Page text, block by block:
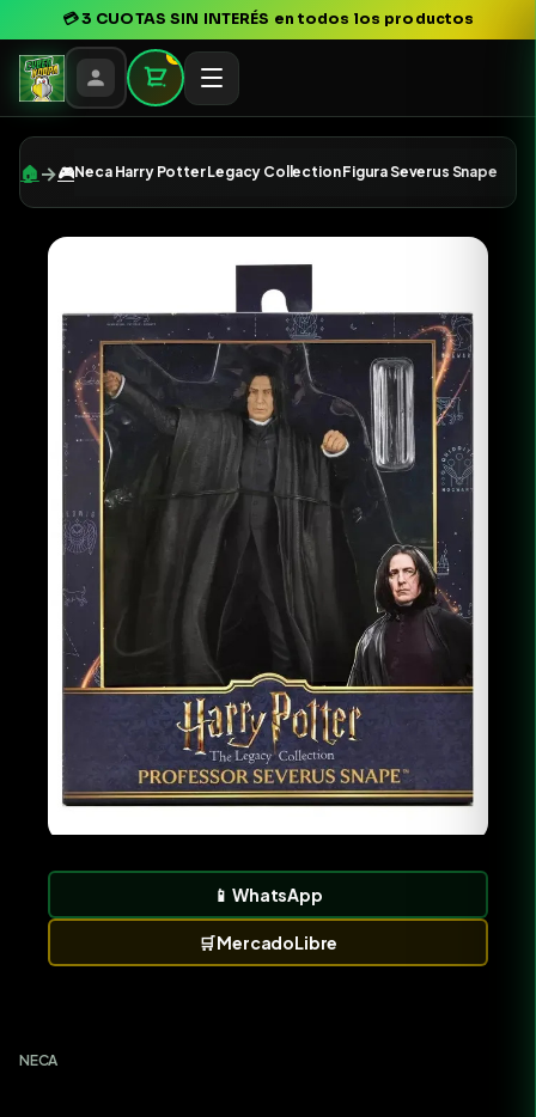
💳3 CUOTAS SIN INTERÉS en todos los productos
0
🏠 →🎮Neca Harry Potter Legacy Collection Figura Severus Snape
📱WhatsApp
🛒MercadoLibre
NECA